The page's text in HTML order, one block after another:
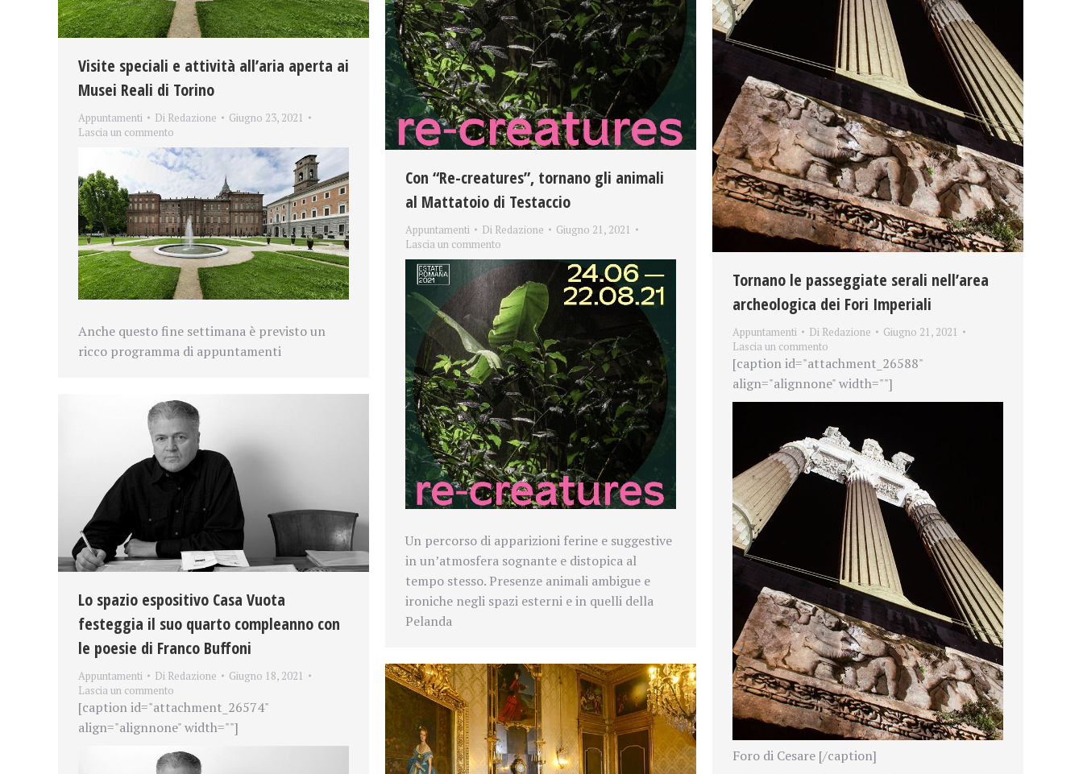
Visite speciali e attività all’aria aperta ai
Musei Reali di Torino
Appuntamenti Di Redazione
Giugno 23, 2021
Lascia un commento
Anche questo fine settimana è previsto un
ricco programma di appuntamenti
Con “Re-creatures”, tornano gli animali
al Mattatoio di Testaccio
Appuntamenti Di Redazione
Giugno 21, 2021
Lascia un commento
Un percorso di apparizioni ferine e suggestive
in un’atmosfera sognante e distopica al
tempo stesso. Presenze animali ambigue e
ironiche negli spazi esterni e in quelli della
Pelanda
Tornano le passeggiate serali nell’area
archeologica dei Fori Imperiali
Appuntamenti Di Redazione
Giugno 21, 2021
Lascia un commento
[caption id="attachment_26588"
align="alignnone" width=""]
Foro di Cesare [/caption]
Lo spazio espositivo Casa Vuota
festeggia il suo quarto compleanno con
le poesie di Franco Buffoni
Appuntamenti Di Redazione
Giugno 18, 2021
Lascia un commento
[caption id="attachment_26574"
align="alignnone" width=""]